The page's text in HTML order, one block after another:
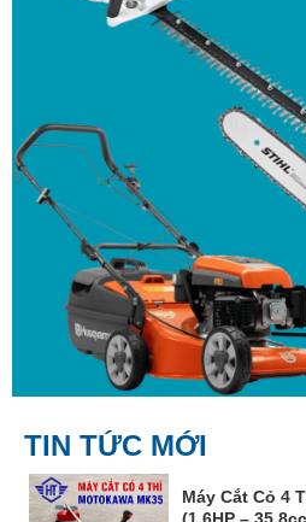
TIN TỨC MỚI
Máy Cắt Cỏ 4
(1.6HP –